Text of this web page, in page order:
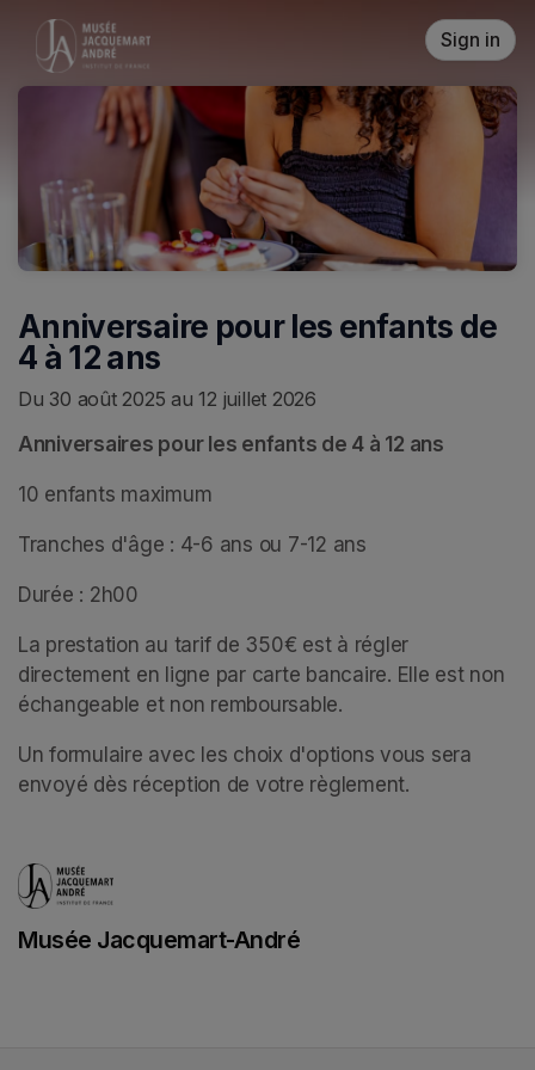
Skip header
Sign in
Anniversaire pour les enfants de
4 à 12 ans
Du 30 août 2025 au 12 juillet 2026
Anniversaires pour les enfants de 4 à 12 ans
10 enfants maximum
Tranches d'âge : 4-6 ans ou 7-12 ans
Durée : 2h00
La prestation au tarif de 350€ est à régler
directement en ligne par carte bancaire. Elle est non
échangeable et non remboursable.
Un formulaire avec les choix d'options vous sera
envoyé dès réception de votre règlement.
Musée Jacquemart-André